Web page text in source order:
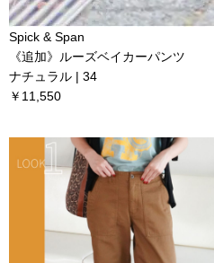
Spick & Span
《追加》ルーズベイカーパンツ
ナチュラル | 34
￥11,550